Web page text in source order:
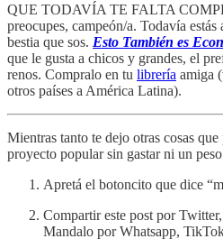
QUE TODAVÍA TE FALTA
preocupes, campeón/a. Todavía
bestia que sos. Esto También es
que le gusta a chicos y grandes, el
renos. Compralo en tu librería amiga
otros países a América Latina).
Mientras tanto te dejo otras cosas que
proyecto popular sin gastar ni un
Apretá el botoncito que dice
Compartir este post por
Mandalo por Whatsapp,